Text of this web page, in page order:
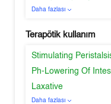
Daha fazlası
Terapötik kullanım
Stimulating
Ph-Lowering Of
Laxative
Daha fazlası